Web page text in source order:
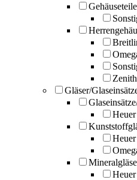
Gehäuseteile
Gläser/